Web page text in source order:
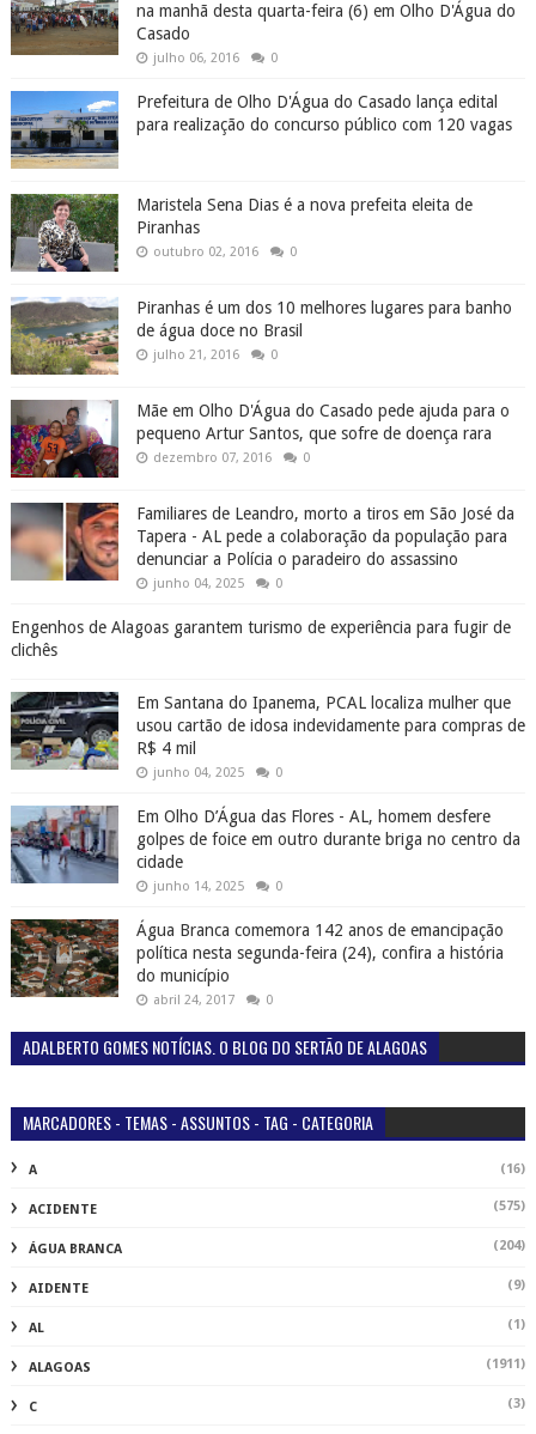
na manhã desta quarta-feira (6) em Olho D'Água do
Casado
julho 06, 2016 0
Prefeitura de Olho D'Água do Casado lança edital
para realização do concurso público com 120 vagas
Maristela Sena Dias é a nova prefeita eleita de
Piranhas
outubro 02, 2016 0
Piranhas é um dos 10 melhores lugares para banho
de água doce no Brasil
julho 21, 2016 0
Mãe em Olho D'Água do Casado pede ajuda para o
pequeno Artur Santos, que sofre de doença rara
dezembro 07, 2016 0
Familiares de Leandro, morto a tiros em São José da
Tapera - AL pede a colaboração da população para
denunciar a Polícia o paradeiro do assassino
junho 04, 2025 0
Engenhos de Alagoas garantem turismo de experiência para fugir de
clichês
Em Santana do Ipanema, PCAL localiza mulher que
usou cartão de idosa indevidamente para compras de
R$ 4 mil
junho 04, 2025 0
Em Olho D’Água das Flores - AL, homem desfere
golpes de foice em outro durante briga no centro da
cidade
junho 14, 2025 0
Água Branca comemora 142 anos de emancipação
política nesta segunda-feira (24), confira a história
do município
abril 24, 2017 0
ADALBERTO GOMES NOTÍCIAS. O BLOG DO SERTÃO DE ALAGOAS
MARCADORES - TEMAS - ASSUNTOS - TAG - CATEGORIA
A (16)
ACIDENTE (575)
ÁGUA BRANCA (204)
AIDENTE (9)
AL (1)
ALAGOAS (1911)
C (3)